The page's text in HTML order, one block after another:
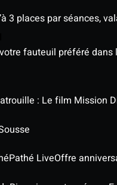
3 places par séances,
fauteuil préféré
: Le film Mission
Pathé LiveOffre